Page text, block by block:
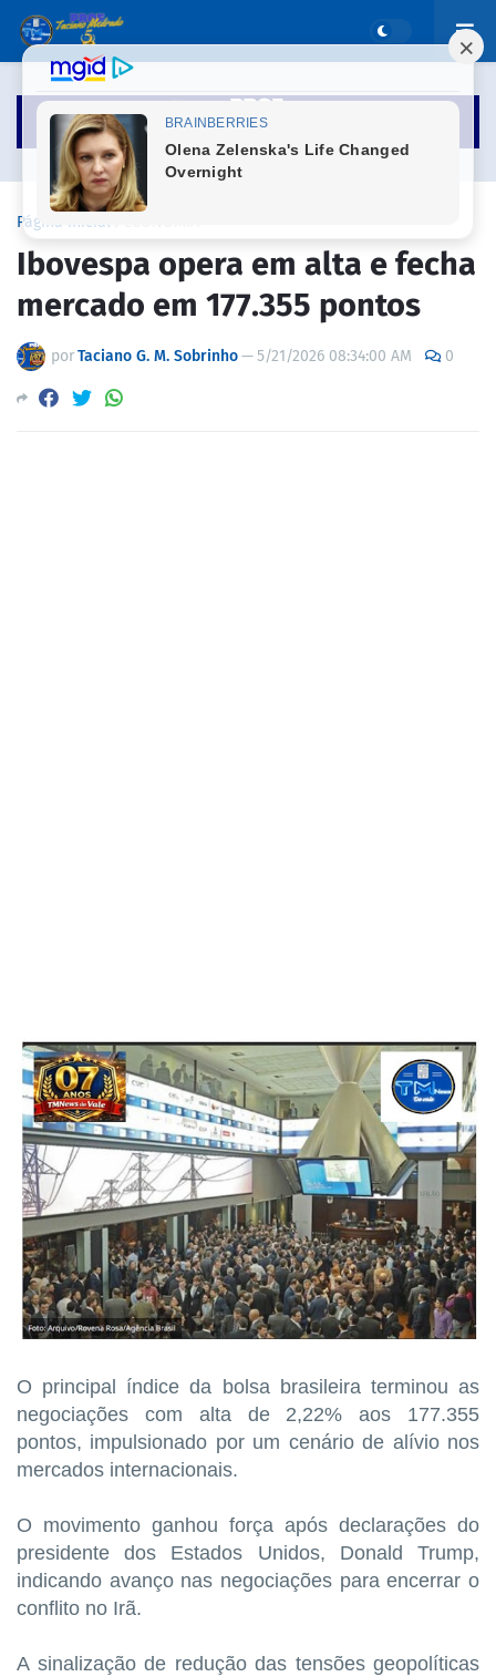
Página inicial
Ibovespa opera em alta e fecha
mercado em 177.355 pontos
porTaciano G. M. Sobrinho—5/21/2026 08:34:00 AM 0
O principal índice da bolsa brasileira terminou as
negociações com alta de 2,22% aos 177.355
pontos, impulsionado por um cenário de alívio nos
mercados internacionais.
O movimento ganhou força após declarações do
presidente dos Estados Unidos, Donald Trump,
indicando avanço nas negociações para encerrar o
conflito no Irã.
A sinalização de redução das tensões geopolíticas